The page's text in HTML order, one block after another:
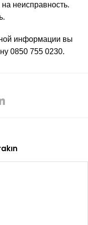
неисправность.
информации вы
0850 755 0230.